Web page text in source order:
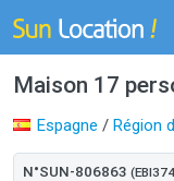
Maison 17
Espagne / Région
N°SUN-806863